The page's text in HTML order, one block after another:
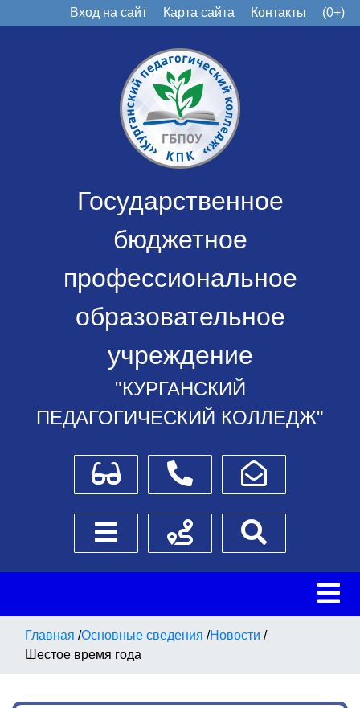
Вход на сайт Карта сайта Контакты (0+)
Государственное
бюджетное
профессиональное
образовательное
учреждение
"КУРГАНСКИЙ
ПЕДАГОГИЧЕСКИЙ КОЛЛЕДЖ"
Для слабовидящихТелефоныНаписать обращение
Боковое менюСхема проезда
Главная /Основные сведения /Новости /
Шестое время года